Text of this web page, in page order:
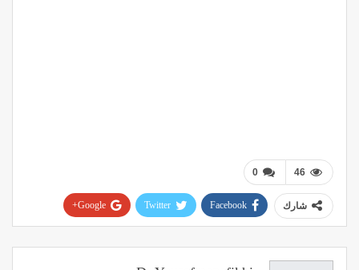
0 46
شارك Facebook
Twitter
Google+
البريد الإلكتروني